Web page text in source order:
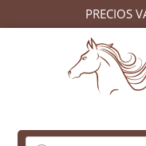
PRECIOS
Búsqueda